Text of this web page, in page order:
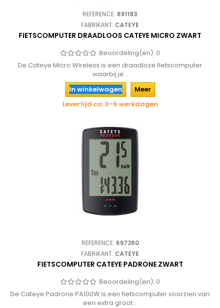
REFERENCE: 691183
FABRIKANT: CATEYE
FIETSCOMPUTER DRAADLOOS CATEYE MICRO ZWART
Beoordeling(en): 0
De Cateye Micro Wireless is een draadloze fietscomputer
waarbij je...
In winkelwagen
Meer
Levertijd ca. 3-6 werkdagen
REFERENCE: 697260
FABRIKANT: CATEYE
FIETSCOMPUTER CATEYE PADRONE ZWART
Beoordeling(en): 0
De Cateye Padrone PA100W is een fietscomputer voorzien van
een extra groot...